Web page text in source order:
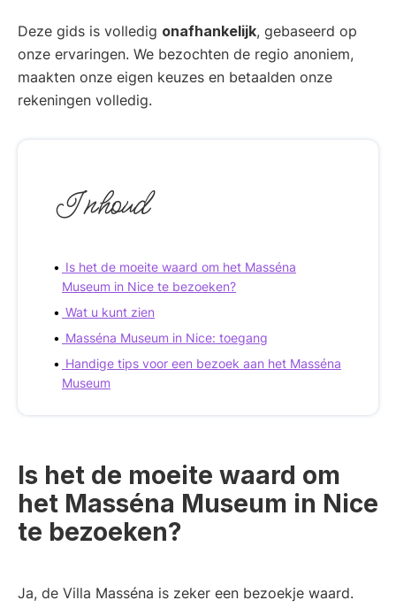
Deze gids is volledig onafhankelijk, gebaseerd op
onze ervaringen. We bezochten de regio anoniem,
maakten onze eigen keuzes en betaalden onze
rekeningen volledig.
Inhoud
Is het de moeite waard om het Masséna
Museum in Nice te bezoeken?
Wat u kunt zien
Masséna Museum in Nice: toegang
Handige tips voor een bezoek aan het Masséna
Museum
Is het de moeite waard om
het Masséna Museum in Nice
te bezoeken?
Ja, de Villa Masséna is zeker een bezoekje waard.